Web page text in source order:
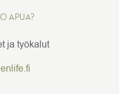
APUA?
ja työkalut